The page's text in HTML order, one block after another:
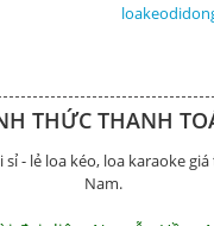
THỨC THANH